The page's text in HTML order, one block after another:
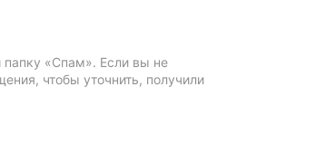
«Спам». Если вы не
чтобы уточнить, получили